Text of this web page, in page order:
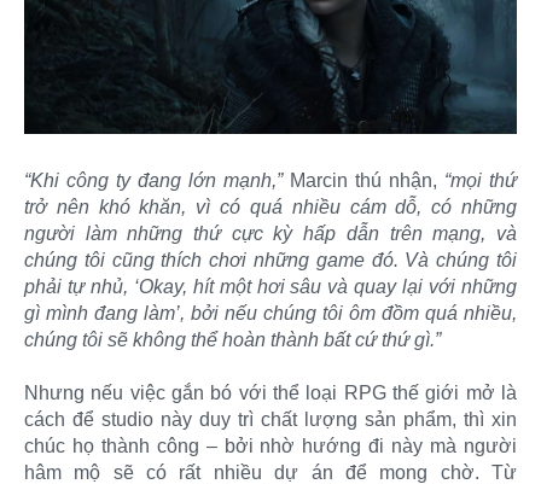
“Khi công ty đang lớn mạnh,”Marcin thú nhận, “mọi thứ
trở nên khó khăn, vì có quá nhiều cám dỗ, có những
người làm những thứ cực kỳ hấp dẫn trên mạng, và
chúng tôi cũng thích chơi những game đó. Và chúng tôi
phải tự nhủ, ‘Okay, hít một hơi sâu và quay lại với những
gì mình đang làm’, bởi nếu chúng tôi ôm đồm quá nhiều,
chúng tôi sẽ không thể hoàn thành bất cứ thứ gì.”
Nhưng nếu việc gắn bó với thể loại RPG thế giới mở là
cách để studio này duy trì chất lượng sản phẩm, thì xin
chúc họ thành công – bởi nhờ hướng đi này mà người
hâm mộ sẽ có rất nhiều dự án để mong chờ. Từ